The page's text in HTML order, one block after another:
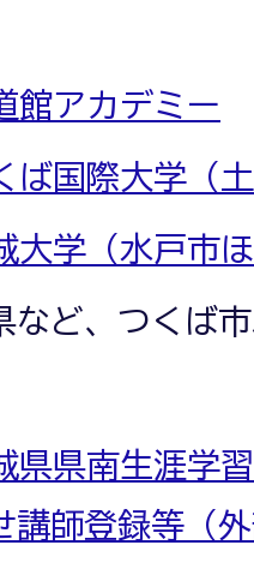
館アカデミー
ば国際大学（
大学（水戸市
など、つくば
県県南生涯学
講師登録等（